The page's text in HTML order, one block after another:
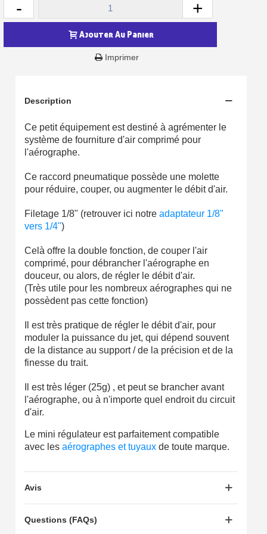
Livraison sous 24 h en France Métropolitaine
Paiement en 4x sans frais dès 30€ d'achats
Votre devis en ligne en moins d'1 minute
Partagez vos créations et obtenez des bons d'achat
Gagnez des points de fidélité à chaque commande
Retour produits sous 14 jours
Réduction de 5€ sur la première commande
Inscription à la newsletter : 5€ de réduction
Livraison offerte en France métropolitaine pour 250€ d'achats
- +
Ajouter Au Panier
Imprimer
Description
Ce petit équipement est destiné à agrémenter le
système de fourniture d'air comprimé pour
l'aérographe.
Ce raccord pneumatique possède une molette
pour réduire, couper, ou augmenter le débit d'air.
Filetage 1/8" (retrouver ici notre adaptateur 1/8"
vers 1/4")
Celà offre la double fonction, de couper l'air
comprimé, pour débrancher l'aérographe en
douceur, ou alors, de régler le débit d'air.
(Très utile pour les nombreux aérographes qui ne
possèdent pas cette fonction)
Il est très pratique de régler le débit d'air, pour
moduler la puissance du jet, qui dépend souvent
de la distance au support / de la précision et de la
finesse du trait.
Il est très léger (25g) , et peut se brancher avant
l'aérographe, ou à n'importe quel endroit du circuit
d'air.
Le mini régulateur est parfaitement compatible
avec lesaérographes et tuyauxde toute marque.
Avis
Questions (FAQs)